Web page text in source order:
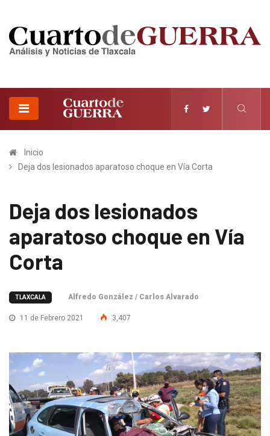
Inicio
Deja dos lesionados aparatoso choque en Vía Corta
Deja dos lesionados
aparatoso choque en Vía
Corta
TLAXCALA Alfredo González / Carlos Alvarado
11 de Febrero 2021 3,407